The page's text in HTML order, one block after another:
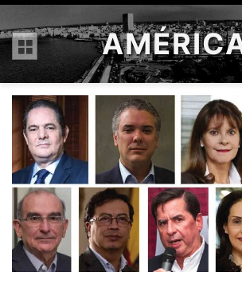
Menú